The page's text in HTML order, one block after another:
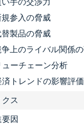
規参入の脅威
替製品の脅威
争上のライバル関係
ューチェーン分析
済トレンドの影響評価
ス
要因